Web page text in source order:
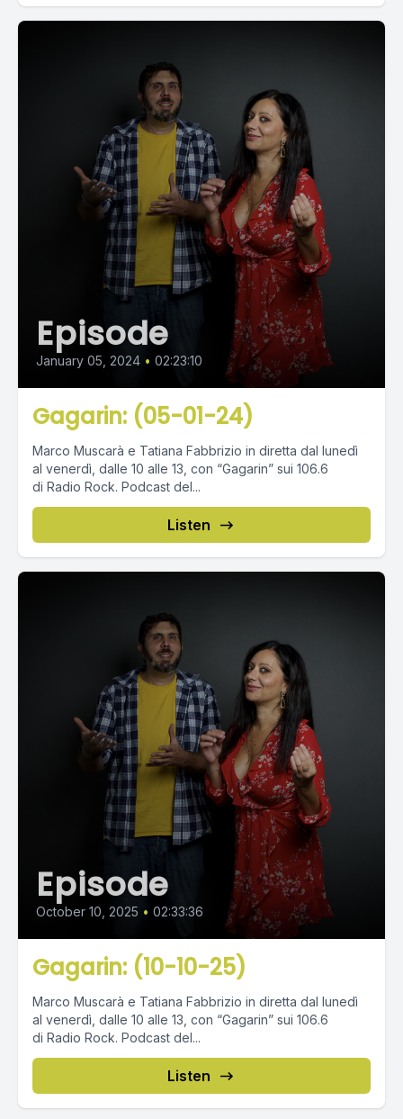
Episode
January 05, 2024 • 02:23:10
Gagarin: (05-01-24)
Marco Muscarà e Tatiana Fabbrizio in diretta dal lunedì
al venerdì, dalle 10 alle 13, con “Gagarin” sui 106.6
di Radio Rock. Podcast del...
Listen
Episode
October 10, 2025 • 02:33:36
Gagarin: (10-10-25)
Marco Muscarà e Tatiana Fabbrizio in diretta dal lunedì
al venerdì, dalle 10 alle 13, con “Gagarin” sui 106.6
di Radio Rock. Podcast del...
Listen